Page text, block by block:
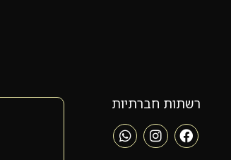
רשתות חברתיות